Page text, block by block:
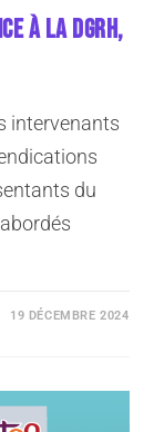
À LA DGRH,
intervenants
du
19 DÉCEMBRE 2024